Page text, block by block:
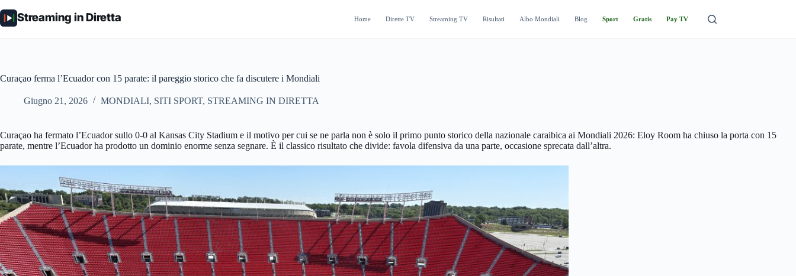
al
contenuto
Streaming in Diretta Home Dirette TV Streaming TV Risultati Albo Mondiali Blog Sport Gratis Pay TV
Curaçao ferma l’Ecuador con 15 parate: il pareggio storico che fa discutere i Mondiali
Giugno 21, 2026 MONDIALI, SITI SPORT, STREAMING IN DIRETTA
Curaçao ha fermato l’Ecuador sullo 0-0 al Kansas City Stadium e il motivo per cui se ne parla non è solo il primo punto storico della nazionale caraibica ai Mondiali 2026: Eloy Room ha chiuso la porta con 15
parate, mentre l’Ecuador ha prodotto un dominio enorme senza segnare. È il classico risultato che divide: favola difensiva da una parte, occasione sprecata dall’altra.